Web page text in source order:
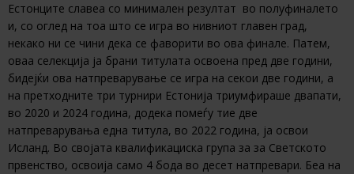
Естонците славеа со минимален резултат во полуфиналето
и, со оглед на тоа што се игра во нивниот главен град,
некако ни се чини дека се фаворити во ова финале. Патем,
оваа селекција ја брани титулата освоена пред две години,
бидејќи ова натпреварување се игра на секои две години, а
на претходните три турнири Естонија триумфираше двапати,
во 2020 и 2024 година, додека помеѓу тие две
натпреварувања една титула, во 2022 година, ја освои
Исланд. Во својата квалификациска група за за Светското
првенство, освоија само 4 бода во десет натпревари. Беа на